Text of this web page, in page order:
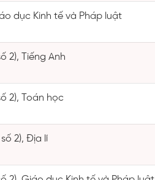
dục Kinh tế và Pháp luật
2), Tiếng Anh
2), Toán học
số 2), Địa lí